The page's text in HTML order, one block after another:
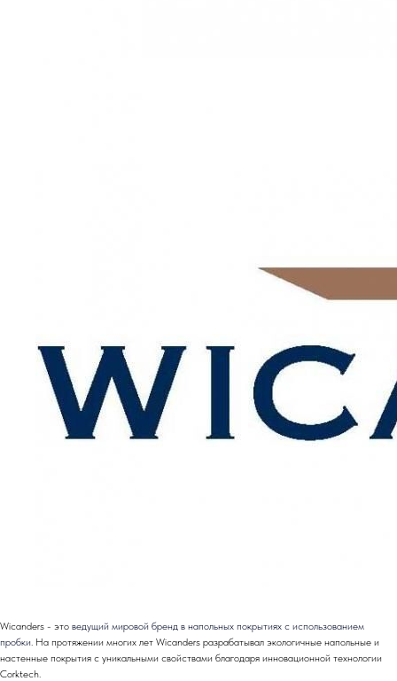
Wicanders - это ведущий мировой бренд в напольных покрытиях с использованием
пробки. На протяжении многих лет Wicanders разрабатывал экологичные напольные и
настенные покрытия с уникальными свойствами благодаря инновационной технологии
Corktech.